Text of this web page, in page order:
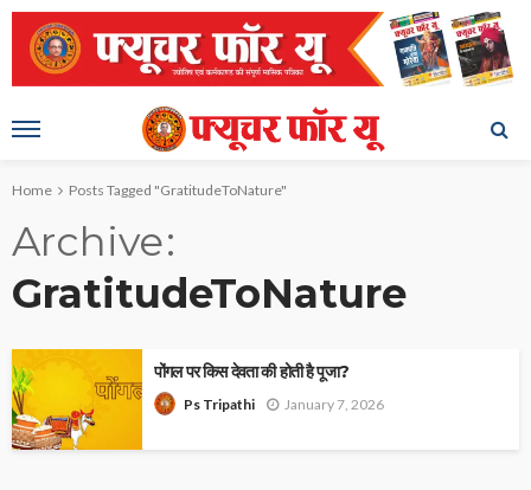
Home Posts Tagged "GratitudeToNature"
Archive
GratitudeToNature
पोंगल पर किस देवता की होती है पूजा?
Ps Tripathi January 7, 2026